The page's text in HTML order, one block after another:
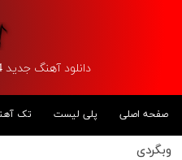
دانلود آهنگ جدید 1404 در ملودی مانیا
صفحه اصلی پلی لیست تک
وبگردی